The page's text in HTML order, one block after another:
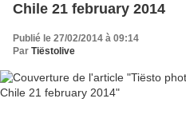
Chile 21 february 2014
Publié le 27/02/2014 à 09:14
Par Tiëstolive